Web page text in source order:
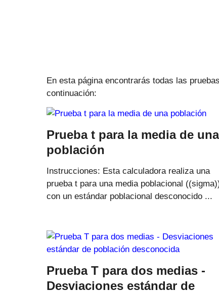
En esta página encontrarás todas las
continuación:
Prueba t para la media de una
población
Instrucciones: Esta calculadora realiza una
prueba t para una media poblacional
con un estándar poblacional desconocido ...
Prueba T para dos medias -
Desviaciones estándar de